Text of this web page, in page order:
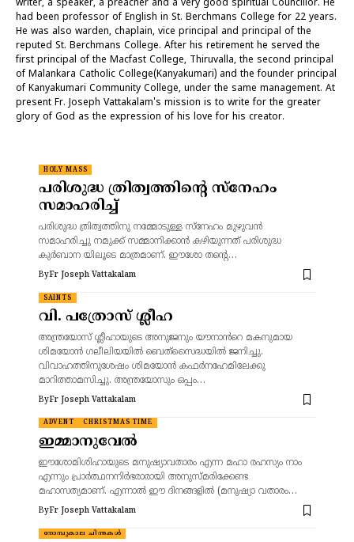
writer, a speaker, a preacher and a very good spiritual Councillor. He
had been professor of English in St. Berchmans College for 22 years.
He was also warden, chaplain, vice principal and principal of the
reputed St. Berchmans College. After his retirement he served the
first principal of the Macfast College, Thiruvalla, the second principal
of Malankara Catholic College(Kanyakumari) and the founder principal
of Kanyakumari Community College, under the same management. At
present Fr. Joseph Vattakalam's mission is to write for the greater
glory of God as the expression of his love for his creator.
HOLY MASS
പരിശുദ്ധ ത്രിത്വത്തിന്റെ സ്നേഹം
സമാഹരിച്ച്
പരിശുദ്ധ ത്രിത്വത്തിനു നമ്മോടുള്ള സ്നേഹം മുഴുവൻ
സമാഹരിച്ചു നമുക്ക് സമ്മാനിക്കാൻ കഴിയുന്നത് പരിശുദ്ധ
കുർബാന യിലൂടെ മാത്രമാണ്. ഈശോ തന്റെ…
ByFr Joseph Vattakalam
SAINTS
വി. പത്രോസ് ശ്ലീഹ
അന്ത്രയോസ് ശ്ലീഹായുടെ അനുജനും യൗനാൻറെ മകനുമായ
ശിമയോൻ ഗലീലിയയിൽ ബെത്‌സൈദ്ധയിൽ ജനിച്ചു.
വിവാഹത്തിനുശേഷം ശിമയോൻ കഫർനഹേമിലേക്കു
മാറിത്താമസിച്ചു. അന്ത്രയോസും ഒപ്പം…
ByFr Joseph Vattakalam
ADVENT CHRISTMAS TIME
ഇമ്മാനുവേൽ
ഈശോമിശിഹായുടെ മനുഷ്യാവതാരം എന്ന മഹാ രഹസ്യം നാം
എന്നും പ്രാർത്ഥനനിർഭരാരായി അനുസ്മരിക്കേണ്ട
മഹാസത്യമാണ്. എന്നാൽ ഈ ദിനങ്ങളിൽ (മനുഷ്യാ വതാരം…
ByFr Joseph Vattakalam
നോമ്പുകാല ചിന്തകൾ